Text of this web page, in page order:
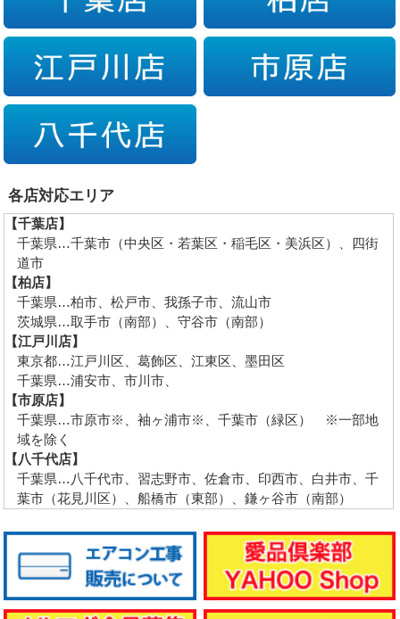
各店対応エリア
【千葉店】
千葉県…千葉市（中央区・若葉区・稲毛区・美浜区）、四街
道市
【柏店】
千葉県…柏市、松戸市、我孫子市、流山市
茨城県…取手市（南部）、守谷市（南部）
【江戸川店】
東京都…江戸川区、葛飾区、江東区、墨田区
千葉県…浦安市、市川市、
【市原店】
千葉県…市原市※、袖ヶ浦市※、千葉市（緑区） ※一部地
域を除く
【八千代店】
千葉県…八千代市、習志野市、佐倉市、印西市、白井市、千
葉市（花見川区）、船橋市（東部）、鎌ヶ谷市（南部）